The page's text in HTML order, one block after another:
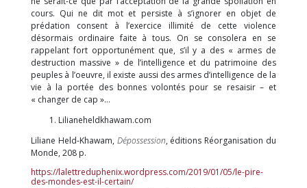
cours. Qui ne dit mot et persiste à s’ignorer en objet de
prédation consent à l’exercice illimité de cette violence
désormais ordinaire faite à tous. On se consolera en se
rappelant fort opportunément que, s’il y a des « armes de
destruction massive » de l’intelligence et du patrimoine des
peuples à l’oeuvre, il existe aussi des armes d’intelligence de la
vie à la portée des bonnes volontés pour se resaisir – et
« changer de cap »…
Lilianeheldkhawam.com
Liliane Held-Khawam, Dépossession, éditions Réorganisation du
Monde, 208 p.
https://lalettreduphenix.wordpress.com/2019/01/05/le-pire-
des-mondes-est-il-certain/